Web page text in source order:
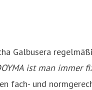
Galbusera
ist man immer
fach- und